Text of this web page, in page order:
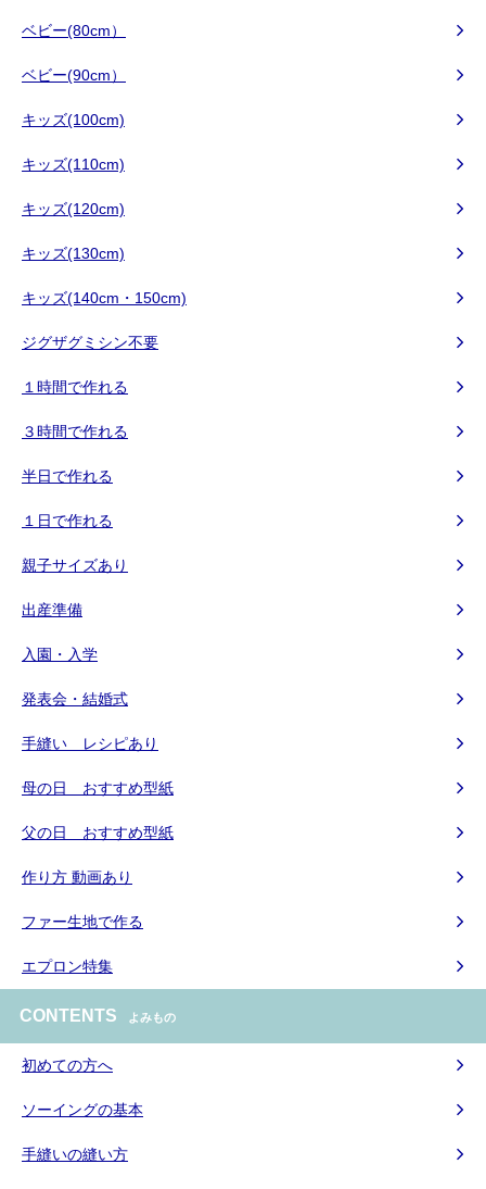
ベビー(80cm）
ベビー(90cm）
キッズ(100cm)
キッズ(110cm)
キッズ(120cm)
キッズ(130cm)
キッズ(140cm・150cm)
ジグザグミシン不要
１時間で作れる
３時間で作れる
半日で作れる
１日で作れる
親子サイズあり
出産準備
入園・入学
発表会・結婚式
手縫い レシピあり
母の日 おすすめ型紙
父の日 おすすめ型紙
作り方 動画あり
ファー生地で作る
エプロン特集
CONTENTS よみもの
初めての方へ
ソーイングの基本
手縫いの縫い方